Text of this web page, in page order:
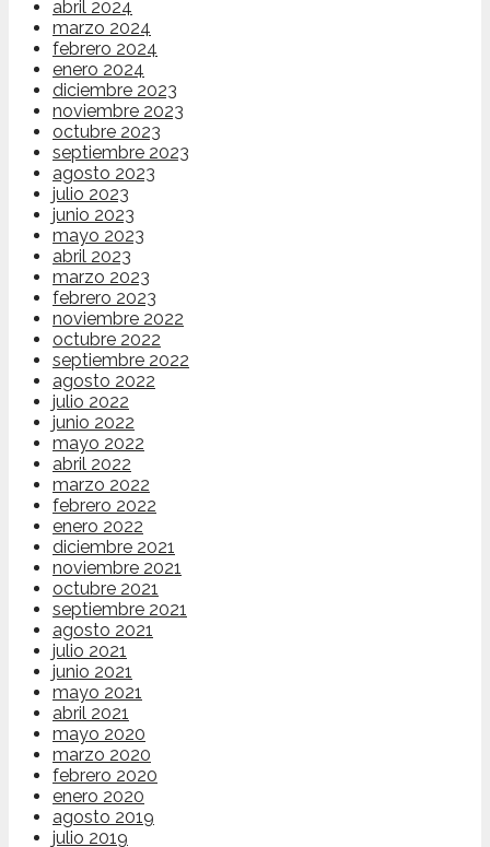
abril 2024
marzo 2024
febrero 2024
enero 2024
diciembre 2023
noviembre 2023
octubre 2023
septiembre 2023
agosto 2023
julio 2023
junio 2023
mayo 2023
abril 2023
marzo 2023
febrero 2023
noviembre 2022
octubre 2022
septiembre 2022
agosto 2022
julio 2022
junio 2022
mayo 2022
abril 2022
marzo 2022
febrero 2022
enero 2022
diciembre 2021
noviembre 2021
octubre 2021
septiembre 2021
agosto 2021
julio 2021
junio 2021
mayo 2021
abril 2021
mayo 2020
marzo 2020
febrero 2020
enero 2020
agosto 2019
julio 2019